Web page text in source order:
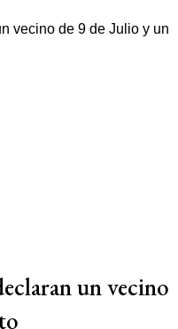
un vecino